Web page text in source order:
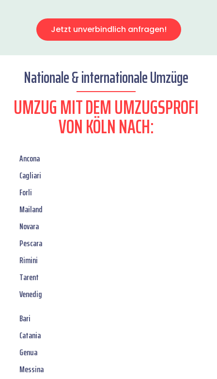
Jetzt unverbindlich anfragen!
Nationale & internationale Umzüge
UMZUG MIT DEM UMZUGSPROFI
VON KÖLN NACH:
Ancona
Cagliari
Forli
Mailand
Novara
Pescara
Rimini
Tarent
Venedig
Bari
Catania
Genua
Messina